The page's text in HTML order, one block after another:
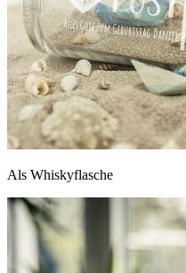
Als Whiskyflasche